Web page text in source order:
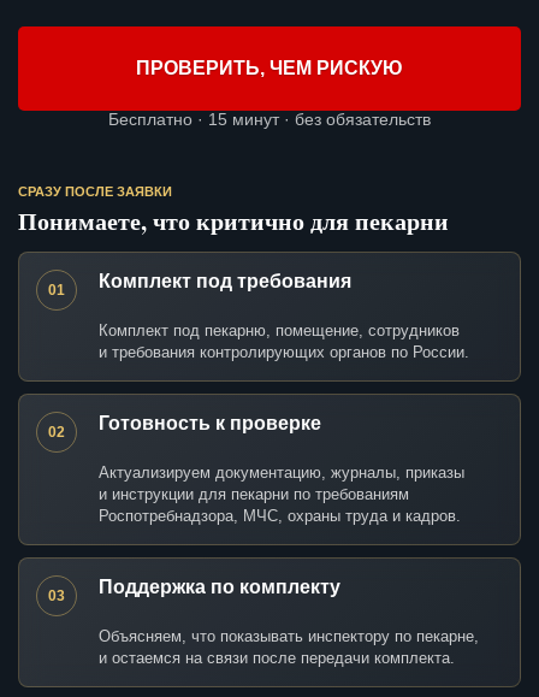
ПРОВЕРИТЬ, ЧЕМ РИСКУЮ
Бесплатно · 15 минут · без обязательств
СРАЗУ ПОСЛЕ ЗАЯВКИ
Понимаете, что критично для пекарни
01 Комплект под требования
Комплект под пекарню, помещение, сотрудников
и требования контролирующих органов по России.
02 Готовность к проверке
Актуализируем документацию, журналы, приказы
и инструкции для пекарни по требованиям
Роспотребнадзора, МЧС, охраны труда и кадров.
03 Поддержка по комплекту
Объясняем, что показывать инспектору по пекарне,
и остаемся на связи после передачи комплекта.